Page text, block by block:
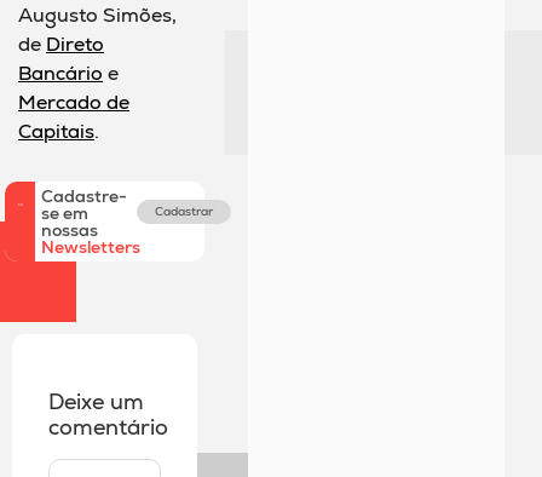
Augusto Simões,
de Direto
Bancário e
Mercado de
Capitais.
Cadastre-
se em
nossas
Newsletters
Cadastrar
Deixe um
comentário